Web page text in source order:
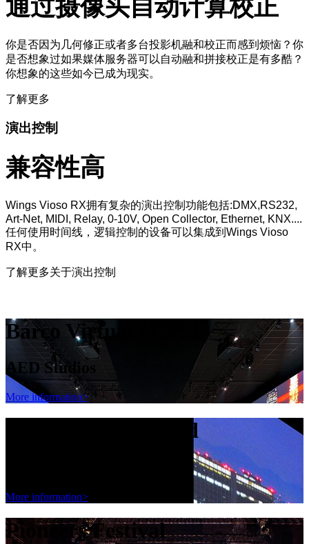
通过摄像头自动计算校正
你是否因为几何修正或者多台投影机融和校正而感到烦恼？你
是否想象过如果媒体服务器可以自动融和拼接校正是有多酷？
你想象的这些如今已成为现实。
了解更多
演出控制
兼容性高
Wings Vioso RX拥有复杂的演出控制功能包括:DMX,RS232,
Art-Net, MIDI, Relay, 0-10V, Open Collector, Ethernet, KNX....
任何使用时间线，逻辑控制的设备可以集成到Wings Vioso
RX中。
了解更多关于演出控制
Barco Virtual World
AED Studios
More information>
Barco Virtual World
More information>
Pioneers Festival